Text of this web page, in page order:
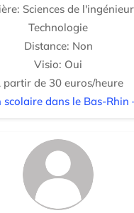
Sciences de
Technologie
Distance: Non
Visio: Oui
partir de 30 euros/heure
scolaire dans le Bas-Rhin